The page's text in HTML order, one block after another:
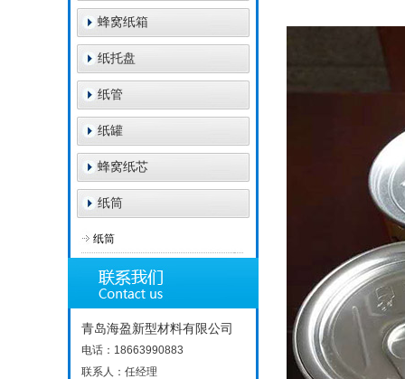
蜂窝纸箱
纸托盘
纸管
纸罐
蜂窝纸芯
纸筒
纸筒
青岛海盈新型材料有限公司
电话：18663990883
联系人：任经理